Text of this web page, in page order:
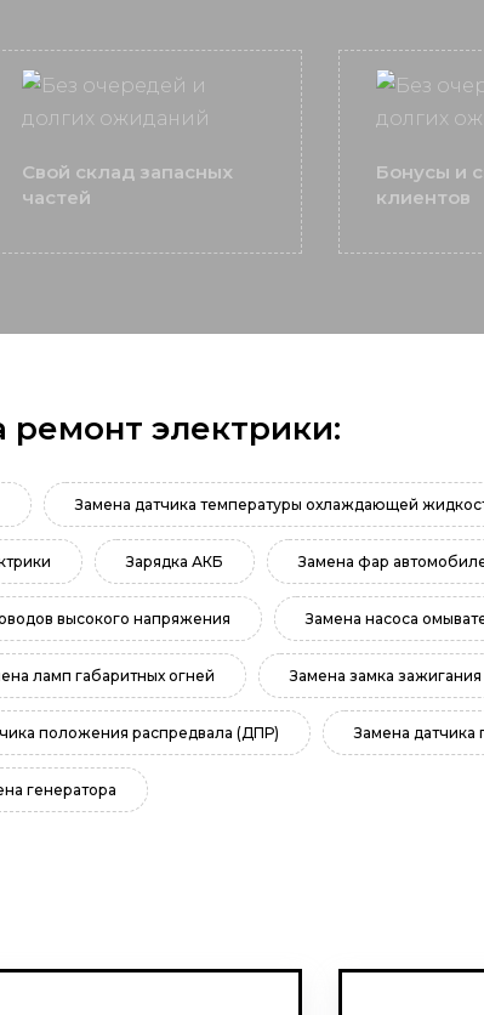
Свой склад запасных
частей
Бонусы и
клиентов
ремонт электрики:
Замена датчика температуры охлаждающей
Зарядка АКБ Замена фар
высокого напряжения Замена насоса
ламп габаритных огней Замена замка зажигания
положения распредвала (ДПР) Замена
генератора